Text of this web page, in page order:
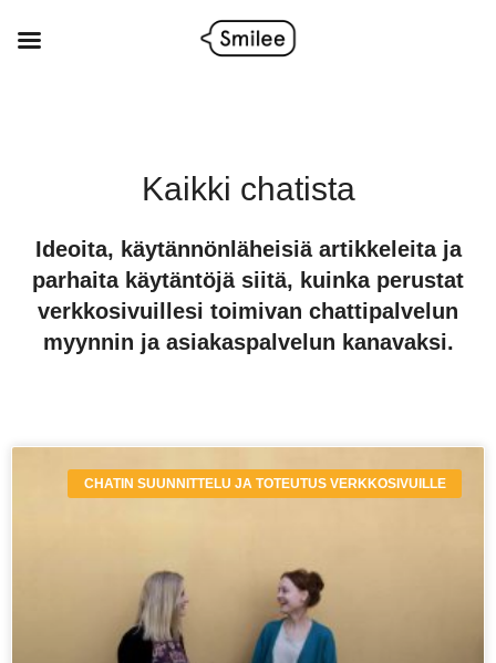
sisältöön
Kaikki chatista
Ideoita, käytännönläheisiä artikkeleita ja
parhaita käytäntöjä siitä, kuinka perustat
verkkosivuillesi toimivan chattipalvelun
myynnin ja asiakaspalvelun kanavaksi.
CHATIN SUUNNITTELU JA TOTEUTUS VERKKOSIVUILLE
a
a
a